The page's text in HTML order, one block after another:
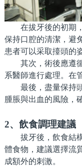
在拔牙後的初期，
保持口腔的清潔，避
患者可以采取擡頭的
其次，術後應遵循
系醫師進行處理。在
最後，盡量保持頭
腫脹與出血的風險，
2、飲食調理建議
拔牙後，飲食結構
體食物，建議選擇流
成額外的刺激。